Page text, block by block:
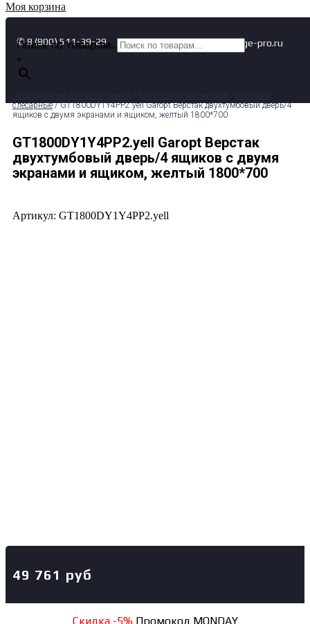
Моя корзина
✆ 8 (800) 511-39-29 ✉ info@garage-pro.ru
Поиск по товарам...
×
слесарные/ GT1800DY1Y4PP2.yell Garopt Верстак двухтумбовый дверь/4
ящиков с двумя экранами и ящиком, желтый 1800*700
GT1800DY1Y4PP2.yell Garopt Верстак
двухтумбовый дверь/4 ящиков с двумя
экранами и ящиком, желтый 1800*700
Артикул: GT1800DY1Y4PP2.yell
49 761 руб
Скидка -5%Промокод MONDAY